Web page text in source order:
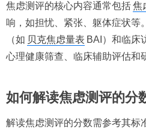
焦虑测评的核心内容通常包括焦
响，如担忧、紧张、躯体症状等
（如 贝克焦虑量表 BAI）和临床
心理健康筛查、临床辅助评估和
如何解读焦虑测评的分
解读焦虑测评的分数需参考其标